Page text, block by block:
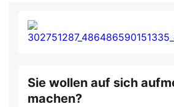
Sie wollen auf sich
machen?